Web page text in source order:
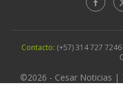
Contacto: (+57) 314 727 7246
©2026 - Cesar Noticias |